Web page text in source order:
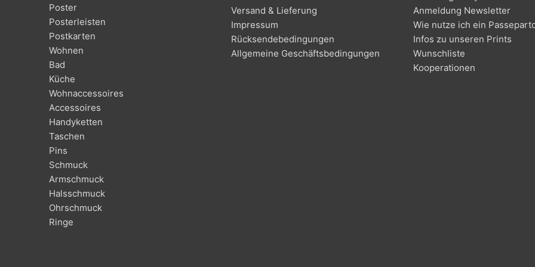
Poster
Posterleisten
Postkarten
Wohnen
Bad
Küche
Wohnaccessoires
Accessoires
Handyketten
Taschen
Pins
Schmuck
Armschmuck
Halsschmuck
Ohrschmuck
Ringe
Versand & Lieferung
Impressum
Rücksendebedingungen
Allgemeine Geschäftsbedingungen
Anmeldung Newsletter
Wie nutze ich ein
Infos zu unseren Prints
Wunschliste
Kooperationen